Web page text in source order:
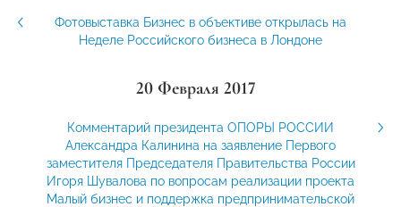
Фотовыставка Бизнес в объективе открылась на
Неделе Российского бизнеса в Лондоне
20 Февраля 2017
Комментарий президента ОПОРЫ РОССИИ
Александра Калинина на заявление Первого
заместителя Председателя Правительства России
Игоря Шувалова по вопросам реализации проекта
Малый бизнес и поддержка предпринимательской